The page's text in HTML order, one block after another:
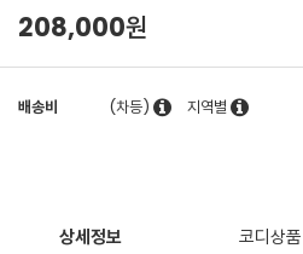
208,000원
배송비 (차등) 지역별
상세정보 코디상품